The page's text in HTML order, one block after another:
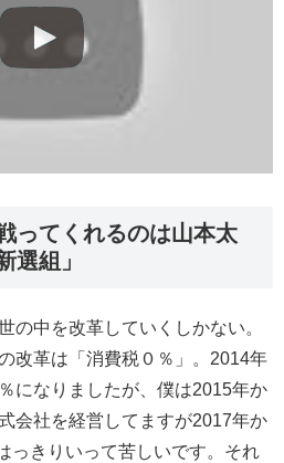
ってくれるのは山本太
選組」
の中を改革していくしかない。
改革は「消費税０％」。2014年
になりましたが、僕は2015年か
会社を経営してますが2017年か
っきりいって苦しいです。それ